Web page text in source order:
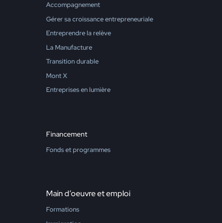
Accompagnement
Gérer sa croissance entrepreneuriale
Entreprendre la relève
La Manufacture
Transition durable
Mont X
Entreprises en lumière
Financement
Fonds et programmes
Main d’oeuvre et emploi
Formations